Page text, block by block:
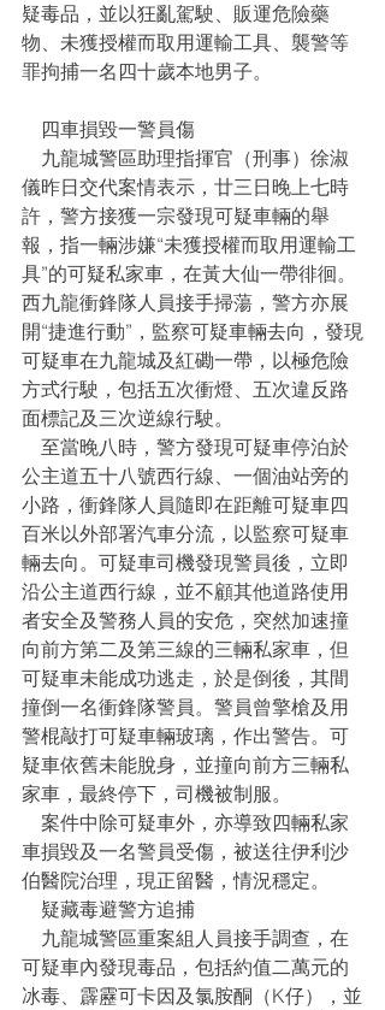
疑毒品，並以狂亂駕駛、販運危險藥
物、未獲授權而取用運輸工具、襲警等
罪拘捕一名四十歲本地男子。
四車損毀一警員傷
九龍城警區助理指揮官（刑事）徐淑
儀昨日交代案情表示，廿三日晚上七時
許，警方接獲一宗發現可疑車輛的舉
報，指一輛涉嫌“未獲授權而取用運輸工
具”的可疑私家車，在黃大仙一帶徘徊。
西九龍衝鋒隊人員接手掃蕩，警方亦展
開“捷進行動”，監察可疑車輛去向，發現
可疑車在九龍城及紅磡一帶，以極危險
方式行駛，包括五次衝燈、五次違反路
面標記及三次逆線行駛。
至當晚八時，警方發現可疑車停泊於
公主道五十八號西行線、一個油站旁的
小路，衝鋒隊人員隨即在距離可疑車四
百米以外部署汽車分流，以監察可疑車
輛去向。可疑車司機發現警員後，立即
沿公主道西行線，並不顧其他道路使用
者安全及警務人員的安危，突然加速撞
向前方第二及第三線的三輛私家車，但
可疑車未能成功逃走，於是倒後，其間
撞倒一名衝鋒隊警員。警員曾擎槍及用
警棍敲打可疑車輛玻璃，作出警告。可
疑車依舊未能脫身，並撞向前方三輛私
家車，最終停下，司機被制服。
案件中除可疑車外，亦導致四輛私家
車損毀及一名警員受傷，被送往伊利沙
伯醫院治理，現正留醫，情況穩定。
疑藏毒避警方追捕
九龍城警區重案組人員接手調查，在
可疑車內發現毒品，包括約值二萬元的
冰毒、霹靂可卡因及氯胺酮（K仔），並